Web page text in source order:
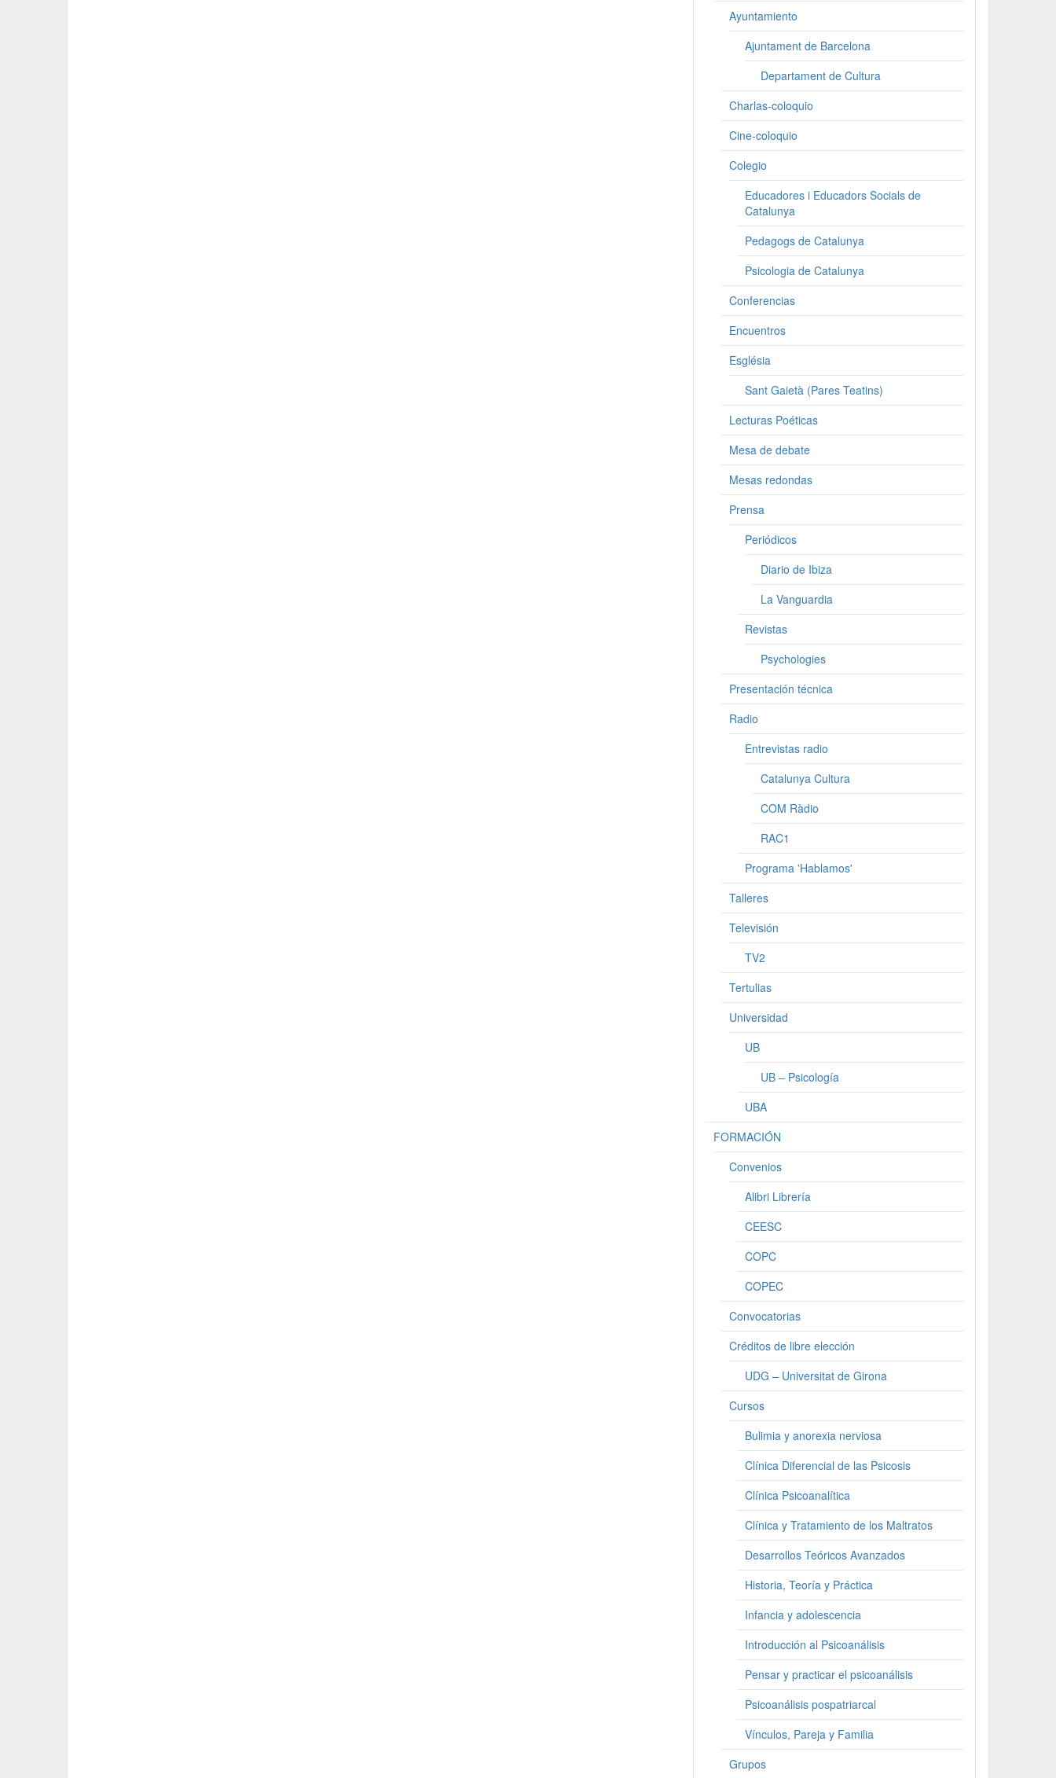
Ayuntamiento
Ajuntament de Barcelona
Departament de Cultura
Charlas-coloquio
Cine-coloquio
Colegio
Educadores i Educadors Socials de
Catalunya
Pedagogs de Catalunya
Psicologia de Catalunya
Conferencias
Encuentros
Església
Sant Gaietà (Pares Teatins)
Lecturas Poéticas
Mesa de debate
Mesas redondas
Prensa
Periódicos
Diario de Ibiza
La Vanguardia
Revistas
Psychologies
Presentación técnica
Radio
Entrevistas radio
Catalunya Cultura
COM Ràdio
RAC1
Programa 'Hablamos'
Talleres
Televisión
TV2
Tertulias
Universidad
UB
UB – Psicología
UBA
FORMACIÓN
Convenios
Alibri Librería
CEESC
COPC
COPEC
Convocatorias
Créditos de libre elección
UDG – Universitat de Girona
Cursos
Bulimia y anorexia nerviosa
Clínica Diferencial de las Psicosis
Clínica Psicoanalítica
Clínica y Tratamiento de los Maltratos
Desarrollos Teóricos Avanzados
Historia, Teoría y Práctica
Infancia y adolescencia
Introducción al Psicoanálisis
Pensar y practicar el psicoanálisis
Psicoanálisis pospatriarcal
Vínculos, Pareja y Familia
Grupos